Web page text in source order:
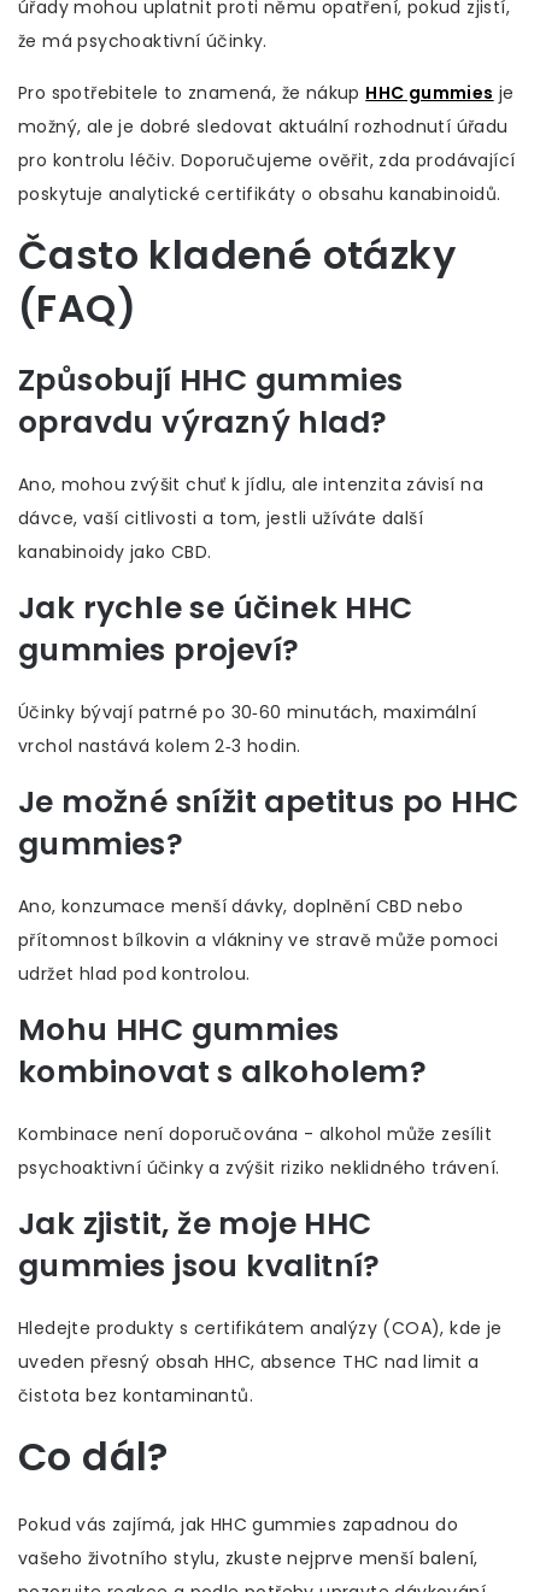
úřady mohou uplatnit proti němu opatření, pokud zjistí,
že má psychoaktivní účinky.
Pro spotřebitele to znamená, že nákup HHC gummies je
možný, ale je dobré sledovat aktuální rozhodnutí úřadu
pro kontrolu léčiv. Doporučujeme ověřit, zda prodávající
poskytuje analytické certifikáty o obsahu kanabinoidů.
Často kladené otázky
(FAQ)
Způsobují HHC gummies
opravdu výrazný hlad?
Ano, mohou zvýšit chuť k jídlu, ale intenzita závisí na
dávce, vaší citlivosti a tom, jestli užíváte další
kanabinoidy jako CBD.
Jak rychle se účinek HHC
gummies projeví?
Účinky bývají patrné po 30‑60 minutách, maximální
vrchol nastává kolem 2‑3 hodin.
Je možné snížit apetitus po HHC
gummies?
Ano, konzumace menší dávky, doplnění CBD nebo
přítomnost bílkovin a vlákniny ve stravě může pomoci
udržet hlad pod kontrolou.
Mohu HHC gummies
kombinovat s alkoholem?
Kombinace není doporučována - alkohol může zesílit
psychoaktivní účinky a zvýšit riziko neklidného trávení.
Jak zjistit, že moje HHC
gummies jsou kvalitní?
Hledejte produkty s certifikátem analýzy (COA), kde je
uveden přesný obsah HHC, absence THC nad limit a
čistota bez kontaminantů.
Co dál?
Pokud vás zajímá, jak HHC gummies zapadnou do
vašeho životního stylu, zkuste nejprve menší balení,